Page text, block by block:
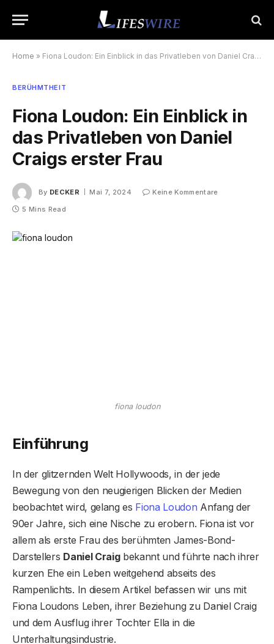
Home » Fiona Loudon: Ein Einblick in das Privatleben von Daniel Craigs erster Frau
BERÜHMTHEIT
Fiona Loudon: Ein Einblick in
das Privatleben von Daniel
Craigs erster Frau
By DECKER Mai 7, 2024
Keine Kommentare
5 Mins Read
fiona loudon
Einführung
In der glitzernden Welt Hollywoods, in der jede
Bewegung von den neugierigen Blicken der Medien
beobachtet wird, gelang es Fiona Loudon Anfang der
90er Jahre, sich eine Nische zu erobern. Fiona ist vor
allem als erste Frau des berühmten James-Bond-
Darstellers Daniel Craigbekannt und führte nach ihrer
kurzen Ehe ein Leben weitgehend abseits des
Rampenlichts. In diesem Artikel befassen wir uns mit
Fiona Loudons Leben, ihrer Beziehung zu Daniel Craig
und dem Ausflug ihrer Tochter Ella in die
Unterhaltungsindustrie.